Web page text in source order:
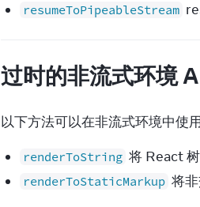
resumeToPipeableStream
过时的非流式环境
以下方法可以在非流式环境中使
renderToString 将 React 树
renderToStaticMarkup 将